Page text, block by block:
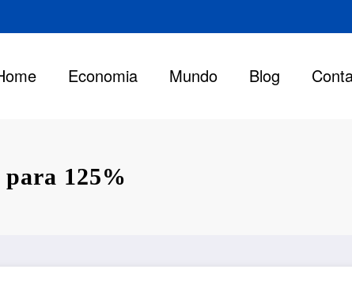
Economia Mundo Blog
125%